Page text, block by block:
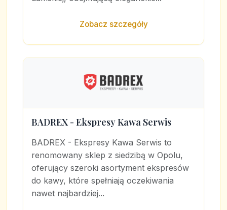
Zobacz szczegóły
BADREX - Ekspresy Kawa Serwis
BADREX - Ekspresy Kawa Serwis to
renomowany sklep z siedzibą w Opolu,
oferujący szeroki asortyment ekspresów
do kawy, które spełniają oczekiwania
nawet najbardziej...